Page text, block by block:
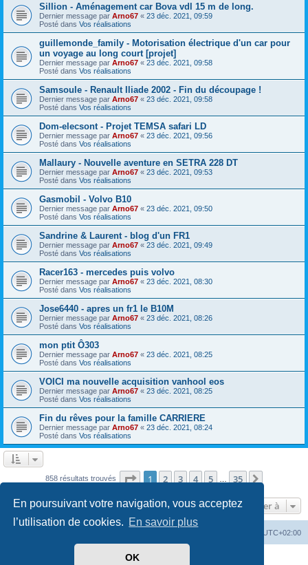
En poursuivant votre navigation, vous acceptez
l’utilisation de cookies. En savoir plus
OK
Sillion - Aménagement car Bova vdl 15 m de long.
Dernier message par Arno67 « 23 déc. 2021, 09:59
Posté dans Vos réalisations
guillemond​e_family - Motorisation électrique d'un car pour
un voyage au long court [projet]
Dernier message par Arno67 « 23 déc. 2021, 09:58
Posté dans Vos réalisations
Samsoule - Renault Iliade 2002 - Fin du découpage !
Dernier message par Arno67 « 23 déc. 2021, 09:58
Posté dans Vos réalisations
Dom-elecso​nt - Projet TEMSA safari LD
Dernier message par Arno67 « 23 déc. 2021, 09:56
Posté dans Vos réalisations
Mallaury - Nouvelle aventure en SETRA 228 DT
Dernier message par Arno67 « 23 déc. 2021, 09:53
Posté dans Vos réalisations
Gasmobil - Volvo B10
Dernier message par Arno67 « 23 déc. 2021, 09:50
Posté dans Vos réalisations
Sandrine & Laurent - blog d'un FR1
Dernier message par Arno67 « 23 déc. 2021, 09:49
Posté dans Vos réalisations
Racer163 - mercedes puis volvo
Dernier message par Arno67 « 23 déc. 2021, 08:30
Posté dans Vos réalisations
Jose6440 - apres un fr1 le B10M
Dernier message par Arno67 « 23 déc. 2021, 08:26
Posté dans Vos réalisations
mon ptit Ô303
Dernier message par Arno67 « 23 déc. 2021, 08:25
Posté dans Vos réalisations
VOICI ma nouvelle acquisition vanhool eos
Dernier message par Arno67 « 23 déc. 2021, 08:25
Posté dans Vos réalisations
Fin du rêves pour la famille CARRIERE
Dernier message par Arno67 « 23 déc. 2021, 08:24
Posté dans Vos réalisations
858 résultats trouvés Page 1sur35
1 2 3 4 5 35
Aller à
UTC+02:00
phpBB ® Forum Software © phpBB Limited